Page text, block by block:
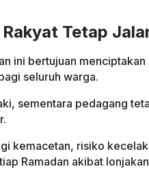
Tetap
ini bertujuan menciptakan
seluruh warga.
sementara pedagang
kemacetan, risiko
Ramadan akibat